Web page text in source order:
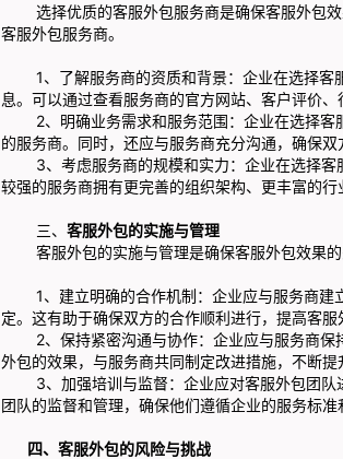
选择优质的客服外包服务商是确保客服外包效
客服外包服务商。
1、了解服务商的资质和背景：企业在选择客
息。可以通过查看服务商的官方网站、客户评价
2、明确业务需求和服务范围：企业在选择客
的服务商。同时，还应与服务商充分沟通，确保
3、考虑服务商的规模和实力：企业在选择客
较强的服务商拥有更完善的组织架构、更丰富的
三、 客服外包的实施与管理
客服外包的实施与管理是确保客服外包效果的
1、建立明确的合作机制：企业应与服务商建
定。这有助于确保双方的合作顺利进行，提高客服
2、保持紧密沟通与协作：企业应与服务商保
外包的效果，与服务商共同制定改进措施，不断提
3、加强培训与监督：企业应对客服外包团队
团队的监督和管理，确保他们遵循企业的服务标准
四、客服外包的风险与挑战